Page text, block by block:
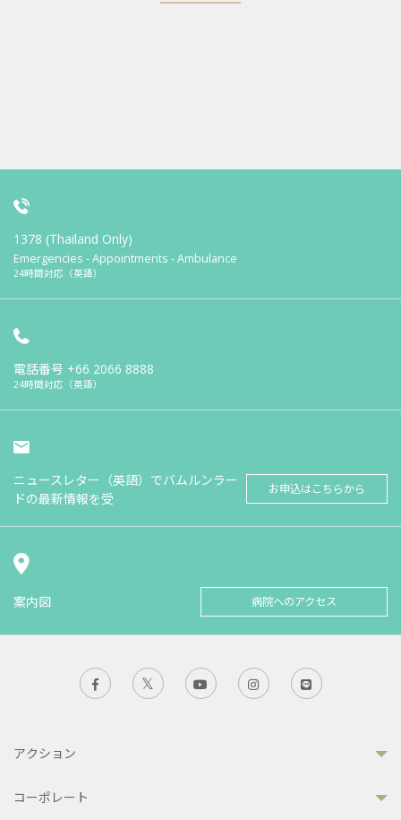
1378 (Thailand Only)
Emergencies - Appointments - Ambulance
24時間対応（英語）
電話番号 +66 2066 8888
24時間対応（英語）
ニュースレター（英語）でバムルンラー
ドの最新情報を受
お申込はこちらから
案内図 病院へのアクセス
アクション
コーポレート